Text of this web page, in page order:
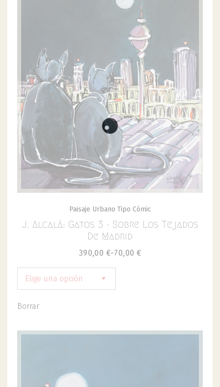
Paisaje Urbano Tipo Cómic
J. Alcalá: Gatos 3 - Sobre Los Tejados
De Madrid
70,00 €
-
390,00 €
Elige una opción
Borrar